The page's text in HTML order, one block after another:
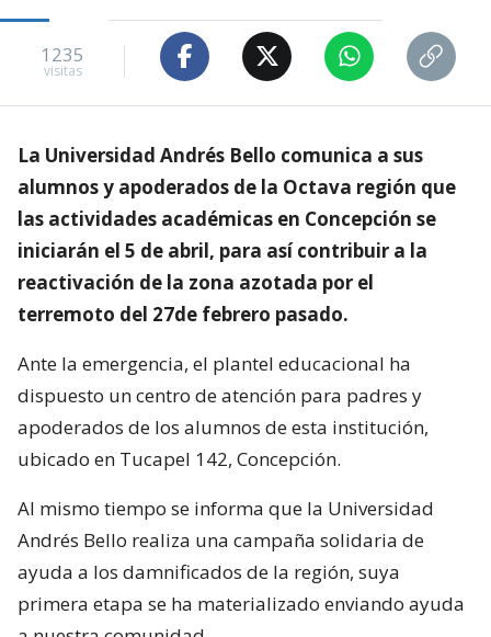
1235
visitas
La Universidad Andrés Bello comunica a sus
alumnos y apoderados de la Octava región que
las actividades académicas en Concepción se
iniciarán el 5 de abril, para así contribuir a la
reactivación de la zona azotada por el
terremoto del 27de febrero pasado.
Ante la emergencia, el plantel educacional ha
dispuesto un centro de atención para padres y
apoderados de los alumnos de esta institución,
ubicado en Tucapel 142, Concepción.
Al mismo tiempo se informa que la Universidad
Andrés Bello realiza una campaña solidaria de
ayuda a los damnificados de la región, suya
primera etapa se ha materializado enviando ayuda